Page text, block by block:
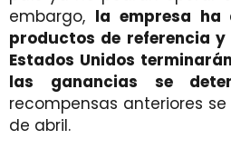
embargo, la empresa ha
productos de referencia
Estados Unidos
las ganancias se
recompensas anteriores
de abril.